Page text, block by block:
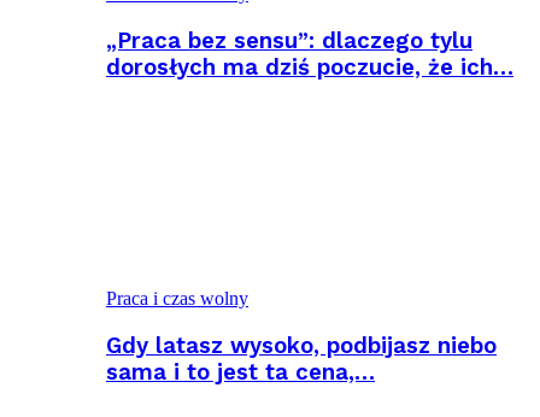
„Praca bez sensu”: dlaczego tylu
dorosłych ma dziś poczucie, że ich…
Praca i czas wolny
Gdy latasz wysoko, podbijasz niebo
sama i to jest ta cena,…